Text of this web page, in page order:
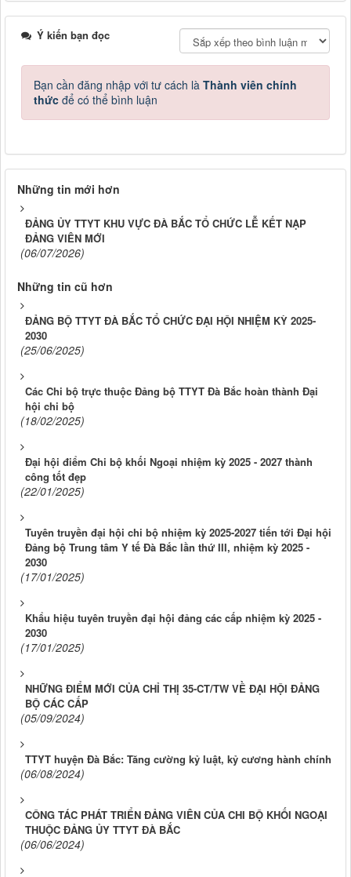
Ý kiến bạn đọc
Bạn cần đăng nhập với tư cách là Thành viên chính
thức để có thể bình luận
Những tin mới hơn
ĐẢNG ỦY TTYT KHU VỰC ĐÀ BẮC TỔ CHỨC LỄ KẾT NẠP
ĐẢNG VIÊN MỚI
(06/07/2026)
Những tin cũ hơn
ĐẢNG BỘ TTYT ĐÀ BẮC TỔ CHỨC ĐẠI HỘI NHIỆM KỲ 2025-
2030
(25/06/2025)
Các Chi bộ trực thuộc Đảng bộ TTYT Đà Bắc hoàn thành Đại
hội chi bộ
(18/02/2025)
Đại hội điểm Chi bộ khối Ngoại nhiệm kỳ 2025 - 2027 thành
công tốt đẹp
(22/01/2025)
Tuyên truyền đại hội chi bộ nhiệm kỳ 2025-2027 tiến tới Đại hội
Đảng bộ Trung tâm Y tế Đà Bắc lần thứ III, nhiệm kỳ 2025 -
2030
(17/01/2025)
Khẩu hiệu tuyên truyền đại hội đảng các cấp nhiệm kỳ 2025 -
2030
(17/01/2025)
NHỮNG ĐIỂM MỚI CỦA CHỈ THỊ 35-CT/TW VỀ ĐẠI HỘI ĐẢNG
BỘ CÁC CẤP
(05/09/2024)
TTYT huyện Đà Bắc: Tăng cường kỷ luật, kỷ cương hành chính
(06/08/2024)
CÔNG TÁC PHÁT TRIỂN ĐẢNG VIÊN CỦA CHI BỘ KHỐI NGOẠI
THUỘC ĐẢNG ỦY TTYT ĐÀ BẮC
(06/06/2024)